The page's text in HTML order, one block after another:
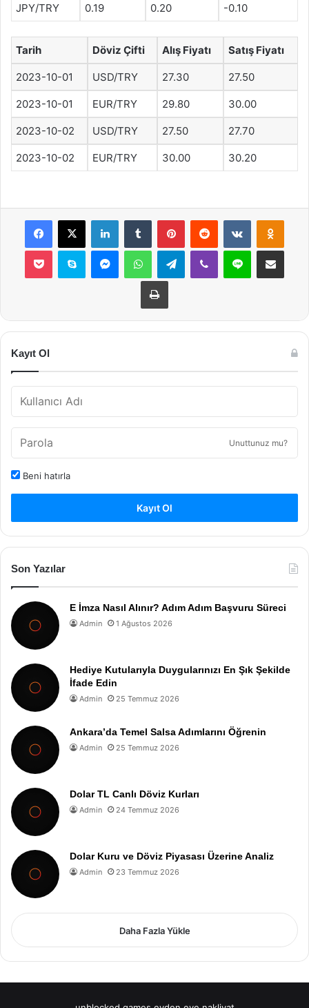
JPY/TRY 0.19 0.20 -0.10
Tarih Döviz Çifti Alış Fiyatı Satış Fiyatı
2023-10-01 USD/TRY 27.30 27.50
2023-10-01 EUR/TRY 29.80 30.00
2023-10-02 USD/TRY 27.50 27.70
2023-10-02 EUR/TRY 30.00 30.20
Facebook
X LinkedInTumblr PinterestReddit VKontakte
Pocket Skype MessengerWhatsAppTelegramViber Line E-Posta ile
Yazdır
Kayıt Ol
Unuttunuz mu?
Beni hatırla
Kayıt Ol
Son Yazılar
E İmza Nasıl Alınır? Adım Adım Başvuru Süreci
Admin 1 Ağustos 2026
Hediye Kutularıyla Duygularınızı En Şık Şekilde
İfade Edin
Admin 25 Temmuz 2026
Ankara’da Temel Salsa Adımlarını Öğrenin
Admin 25 Temmuz 2026
Dolar TL Canlı Döviz Kurları
Admin 24 Temmuz 2026
Dolar Kuru ve Döviz Piyasası Üzerine Analiz
Admin 23 Temmuz 2026
Daha Fazla Yükle